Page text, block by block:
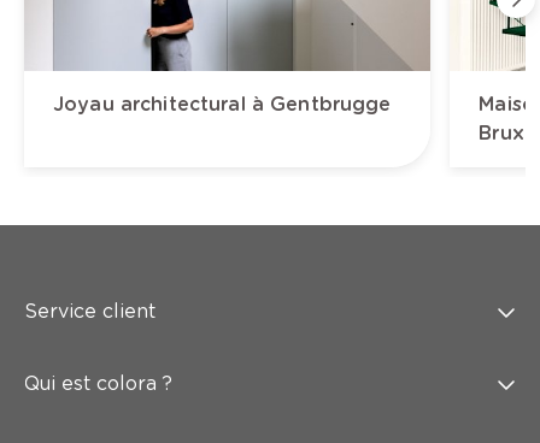
Joyau architectural à Gentbrugge
Service client
Qui est colora ?